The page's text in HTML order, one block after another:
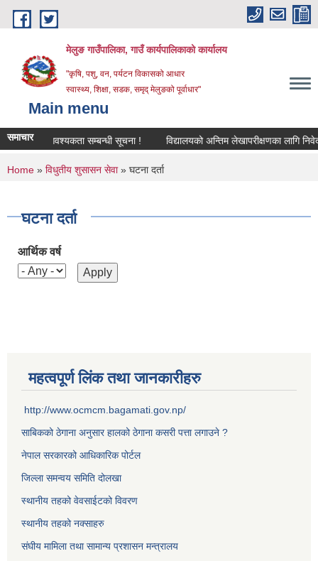
Skip to main content
मेलुङ गाउँपालिका, गाउँ कार्यपालिकाको कार्यालय
"कृषि, पशु, वन, पर्यटन विकासको आधार
स्वास्थ्य, शिक्षा, सडक, समृद् मेलुङको पूर्वाधार"
Main menu
समाचार
शिक्षक आवश्‍यकता सम्बन्धी सूचना ! विद्यालयको अन्तिम लेखापरीक्षणका लागि
You are here
Home » विधुतीय शुसासन सेवा» घटना दर्ता
घटना दर्ता
आर्थिक वर्ष
महत्वपूर्ण लिंक तथा जानकारीहरु
http://www.ocmcm.bagamati.gov.np/
साबिकको ठेगाना अनुसार हालको ठेगाना कसरी पत्ता लगाउने ?
नेपाल सरकारको आधिकारिक पोर्टल
जिल्ला समन्वय समिति दोलखा
स्थानीय तहको वेवसाईटको विवरण
स्थानीय तहको नक्साहरु
संघीय मामिला तथा सामान्य प्रशासन मन्त्रालय